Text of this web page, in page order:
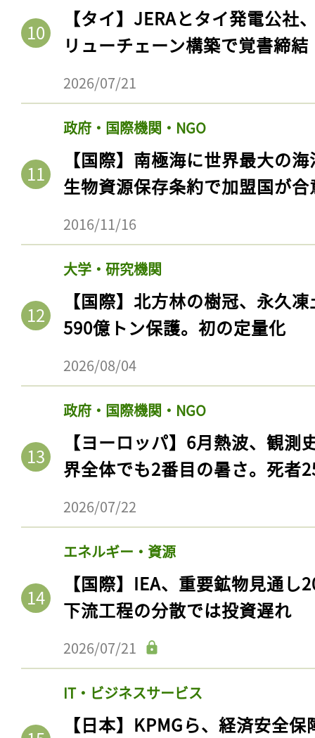
【タイ】JERAとタイ発電公社
リューチェーン構築で覚書締結
2026/07/21
政府・国際機関・NGO
【国際】南極海に世界最大の
生物資源保存条約で加盟国が合
2016/11/16
大学・研究機関
【国際】北方林の樹冠、永久
590億トン保護。初の定量化
2026/08/04
政府・国際機関・NGO
【ヨーロッパ】6月熱波、観
界全体でも2番目の暑さ。死者
2026/07/22
エネルギー・資源
【国際】IEA、重要鉱物見通
下流工程の分散では投資遅れ
2026/07/21
IT・ビジネスサービス
【日本】KPMGら、経済安全
記事をお気に入りに
ログインが必
会員登録